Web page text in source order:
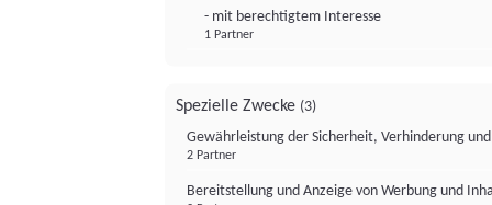
- mit berechtigtem Interesse
1 Partner
Spezielle Zwecke (3)
Gewährleistung der Sicherheit, Verhinderung
2 Partner
Bereitstellung und Anzeige von Werbung und